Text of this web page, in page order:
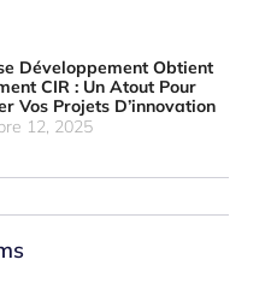
Développement Obtient
CIR : Un Atout Pour
Vos Projets D’innovation
12, 2025